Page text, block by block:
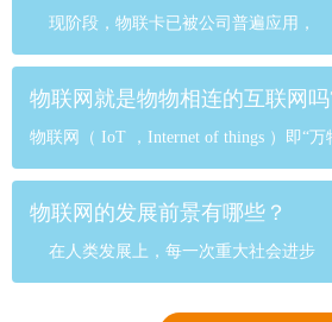
现阶段，物联卡已被公司普遍应用，
物联网就是物物相连的互联网吗
物联网（ IoT ，Internet of things ）即“万
物联网的发展前景有哪些？
在人类发展上，每一次重大社会进步